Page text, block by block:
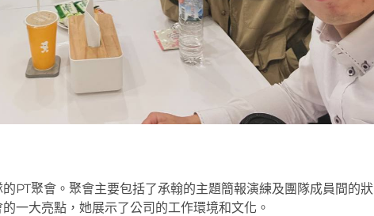
PT聚會。聚會主要包括了承翰的主題簡報演練及團隊成員間的狀
一大亮點，她展示了公司的工作環境和文化。